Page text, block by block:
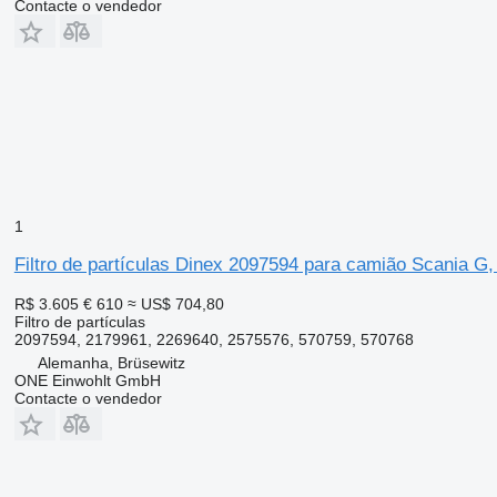
Contacte o vendedor
1
Filtro de partículas Dinex 2097594 para camião Scania
R$ 3.605 € 610 ≈ US$ 704,80
Filtro de partículas
2097594, 2179961, 2269640, 2575576, 570759, 570768
Alemanha, Brüsewitz
ONE Einwohlt GmbH
Contacte o vendedor